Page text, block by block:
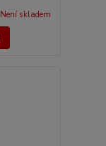
Není skladem